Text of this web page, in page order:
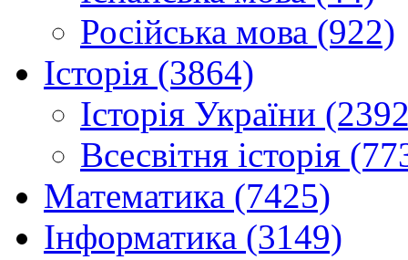
Російська мова (922)
Історія (3864)
Історія України
Всесвітня історія
Математика (7425)
Інформатика (3149)